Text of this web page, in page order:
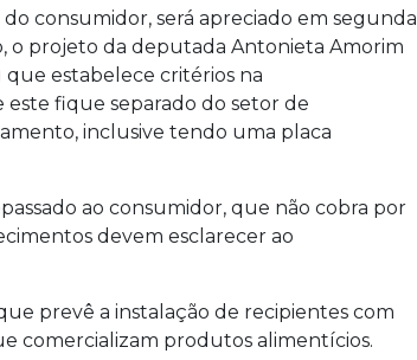
do consumidor, será apreciado em segunda
o projeto da deputada Antonieta Amorim
que estabelece critérios na
fique separado do setor de
inclusive tendo uma placa
ao consumidor, que não cobra por
devem esclarecer ao
prevê a instalação de recipientes com
comercializam produtos alimentícios.